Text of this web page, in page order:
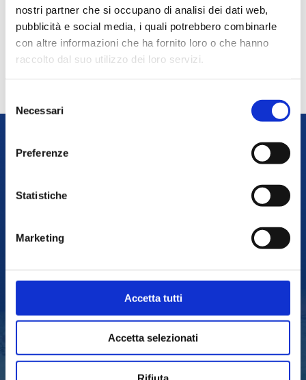
nostri partner che si occupano di analisi dei dati web,
pubblicità e social media, i quali potrebbero combinarle
con altre informazioni che ha fornito loro o che hanno
raccolto dal suo utilizzo dei loro servizi.
delNecessari
Preferenze
Statistiche
Marketing
Accetta tutti
Accetta selezionati
capuletiviaggi.it
di Vertours srl
REA di Verona n°172062
La Nostra Azienda